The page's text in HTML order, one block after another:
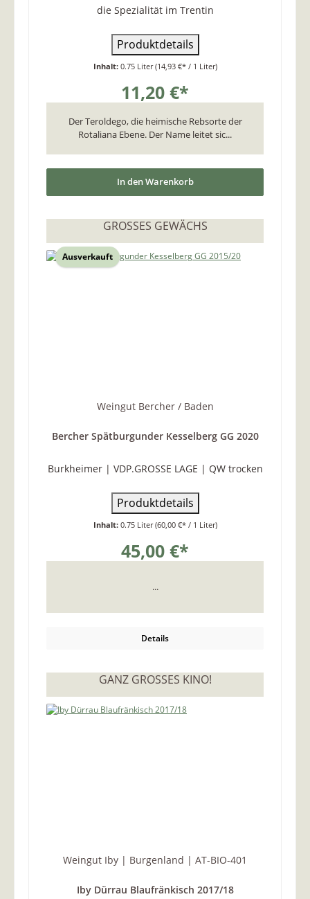
die Spezialität im Trentin
Produktdetails
Inhalt: 0.75 Liter(14,93 €* / 1 Liter)
11,20 €*
Der Teroldego, die heimische Rebsorte der
Rotaliana Ebene. Der Name leitet sic...
In den Warenkorb
Ausverkauft
GROSSES GEWÄCHS
Weingut Bercher / Baden
Bercher Spätburgunder Kesselberg GG 2020
Burkheimer | VDP.GROSSE LAGE | QW trocken
Produktdetails
Inhalt: 0.75 Liter(60,00 €* / 1 Liter)
45,00 €*
...
Details
GANZ GROSSES KINO!
Weingut Iby | Burgenland | AT-BIO-401
Iby Dürrau Blaufränkisch 2017/18